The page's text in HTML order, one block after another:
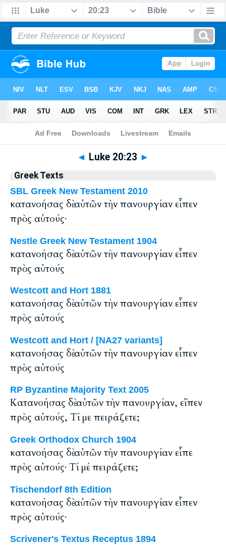
Bible >Greek > Luke 20:23
◄ Luke 20:23 ►
Greek Texts
SBL Greek New Testament 2010
κατανοήσας δὲ αὐτῶν τὴν πανουργίαν εἶπεν
πρὸς αὐτούς·
Nestle Greek New Testament 1904
κατανοήσας δὲ αὐτῶν τὴν πανουργίαν εἶπεν
πρὸς αὐτούς
Westcott and Hort 1881
κατανοήσας δὲ αὐτῶν τὴν πανουργίαν εἶπεν
πρὸς αὐτούς
Westcott and Hort / [NA27 variants]
κατανοήσας δὲ αὐτῶν τὴν πανουργίαν εἶπεν
πρὸς αὐτούς
RP Byzantine Majority Text 2005
Κατανοήσας δὲ αὐτῶν τὴν πανουργίαν, εἴπεν
πρὸς αὐτούς, Tί με πειράζετε;
Greek Orthodox Church 1904
κατανοήσας δὲ αὐτῶν τὴν πανουργίαν εἶπε
πρὸς αὐτούς· Τί μέ πειράζετε;
Tischendorf 8th Edition
κατανοήσας δὲ αὐτῶν τὴν πανουργίαν εἶπεν
πρὸς αὐτούς·
Scrivener's Textus Receptus 1894